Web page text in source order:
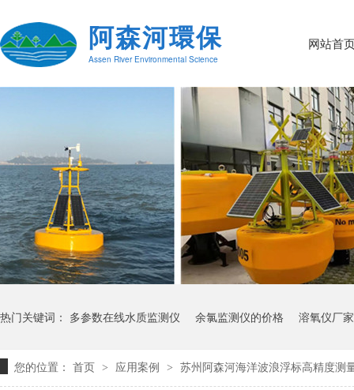
阿森河環保
Assen River Environmental Science
网站首
热门关键词： 多参数在线水质监测仪 余氯监测仪的价格 溶氧仪厂家
您的位置： 首页 > 应用案例 > 苏州阿森河海洋波浪浮标高精度测